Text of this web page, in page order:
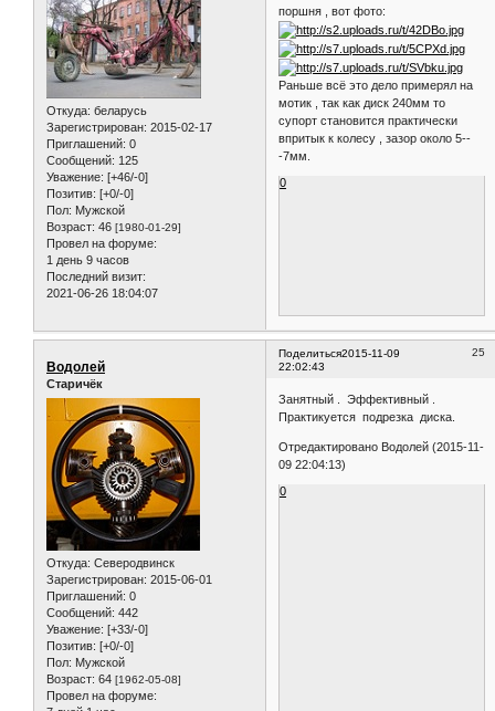
Откуда: беларусь
Зарегистрирован: 2015-02-17
Приглашений: 0
Сообщений: 125
Уважение: [+46/-0]
Позитив: [+0/-0]
Пол: Мужской
Возраст: 46 [1980-01-29]
Провел на форуме:
1 день 9 часов
Последний визит:
2021-06-26 18:04:07
поршня , вот фото:
Раньше всё это дело примерял на
мотик , так как диск 240мм то
супорт становится практически
впритык к колесу , зазор около 5--
-7мм.
0
Поделиться 25
2015-11-09
22:02:43
Водолей
Старичёк
Откуда: Северодвинск
Зарегистрирован: 2015-06-01
Приглашений: 0
Сообщений: 442
Уважение: [+33/-0]
Позитив: [+0/-0]
Пол: Мужской
Возраст: 64 [1962-05-08]
Провел на форуме:
Занятный . Эффективный .
Практикуется подрезка диска.
Отредактировано Водолей (2015-11-
09 22:04:13)
0